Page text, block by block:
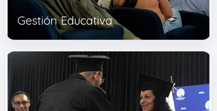
Gestión Educativa